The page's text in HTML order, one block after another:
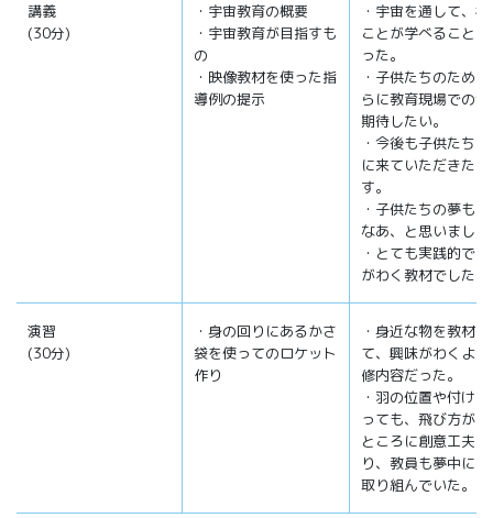
講義
(30分)
・宇宙教育の概要
・宇宙教育が目指すも
の
・映像教材を使った指
導例の提示
・宇宙を通して、
ことが学べること
った。
・子供たちのため
らに教育現場での
期待したい。
・今後も子供たち
に来ていただきた
す。
・子供たちの夢も
なあ、と思いまし
・とても実践的で
がわく教材でした。
演習
(30分)
・身の回りにあるかさ
袋を使ってのロケット
作り
・身近な物を教材
て、興味がわくよ
修内容だった。
・羽の位置や付け
っても、飛び方が
ところに創意工夫
り、教員も夢中に
取り組んでいた。